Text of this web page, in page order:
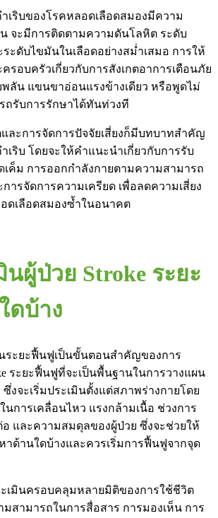
เริบของโรคหลอดเลือดสมองมีความ
จะมีการติดตามความดันโลหิต ระดับ
ะดับไขมันในเลือดอย่างสม่ำเสมอ การให้
รอบครัวเกี่ยวกับการสังเกตอาการเตือนภัย
พลัน แขนขาอ่อนแรงข้างเดียว หรือพูดไม่
ถรับการรักษาได้ทันท่วงที
ละการจัดการปัจจัยเสี่ยงก็มีบทบาทสำคัญ
เริบ โดยจะให้คำแนะนำเกี่ยวกับการรับ
ค็ม การออกกำลังกายตามความสามารถ
ารจัดการความเครียด เพื่อลดความเสี่ยง
ดเลือดสมองซ้ำในอนาคต
นผู้ป่วย Stroke ระยะ
ดบ้าง
ระยะฟื้นฟูเป็นขั้นตอนสำคัญของการ
ระยะฟื้นฟูที่จะเป็นพื้นฐานในการวางแผน
งจะเริ่มประเมินตั้งแต่สภาพร่างกายโดย
นการเคลื่อนไหว แรงกล้ามเนื้อ ช่วงการ
และความสมดุลของผู้ป่วย ซึ่งจะช่วยให้
ด้านใดบ้างและควรเริ่มการฟื้นฟูจากจุด
เมินครอบคลุมหลายมิติของการใช้ชีวิต
มสามารถในการสื่อสาร การมองเห็น การ